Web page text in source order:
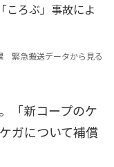
ころぶ」事故によ
急搬送データから見る
「新コープのケ
ガについて補償